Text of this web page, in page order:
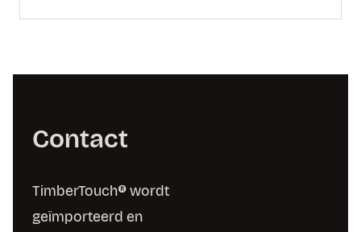
Contact
TimberTouch® wordt
geïmporteerd en